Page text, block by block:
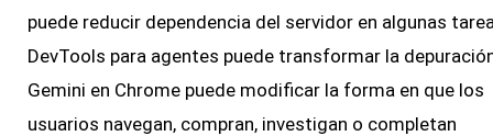
puede reducir dependencia del servidor en algunas
DevTools para agentes puede transformar la
Gemini en Chrome puede modificar la forma en que los
usuarios navegan, compran, investigan o completan